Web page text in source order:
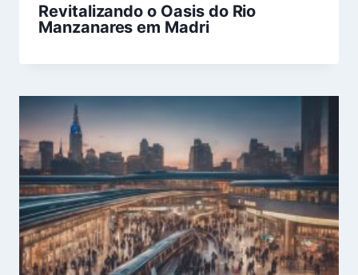
Revitalizando o Oasis do Rio
Manzanares em Madri